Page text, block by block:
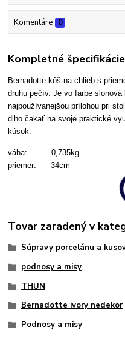
Komentáre 0
Kompletné špecifikácie
Bernadotte kôš na chlieb s
druhu pečív.Je vo farbe slonová
najpoužívanejšou prílohou pri
dlho čakať na svoje praktické
kúsok.
váha: 0,735kg
priemer: 34cm
Tovar zaradený v
Súpravy porcelánu a
podnosy a misy
THUN
Bernadotte ivory nedekor
Podnosy a misy